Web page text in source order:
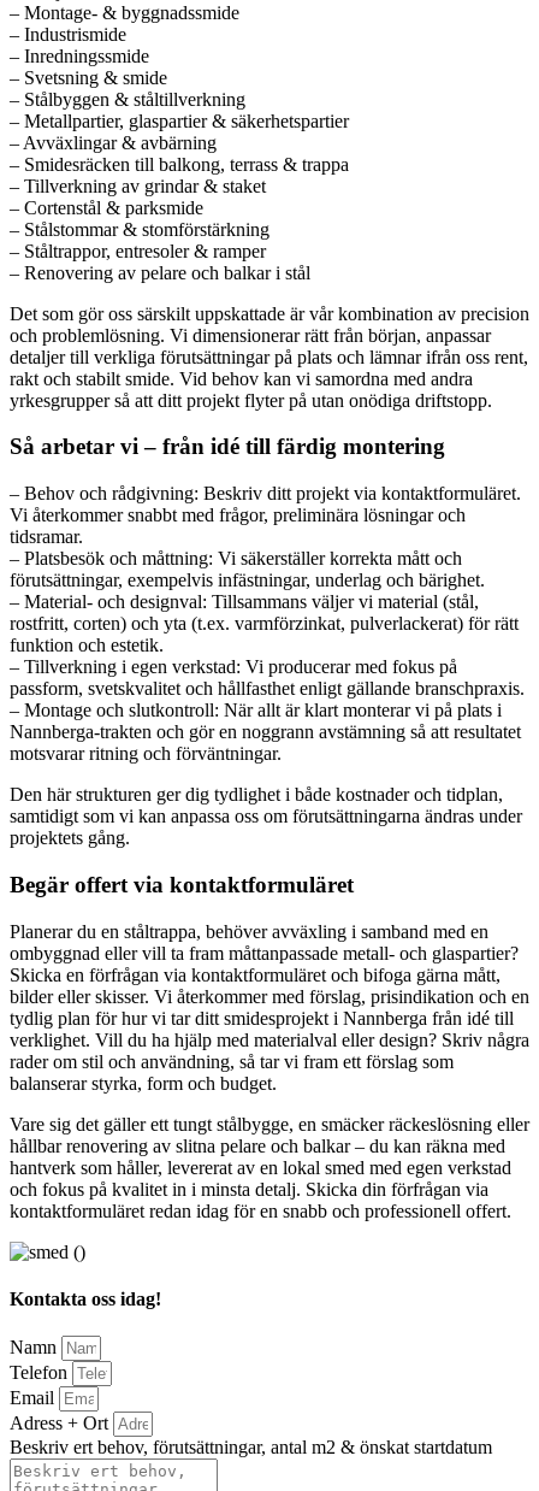
– Montage- & byggnadssmide
– Industrismide
– Inredningssmide
– Svetsning & smide
– Stålbyggen & ståltillverkning
– Metallpartier, glaspartier & säkerhetspartier
– Avväxlingar & avbärning
– Smidesräcken till balkong, terrass & trappa
– Tillverkning av grindar & staket
– Cortenstål & parksmide
– Stålstommar & stomförstärkning
– Ståltrappor, entresoler & ramper
– Renovering av pelare och balkar i stål
Det som gör oss särskilt uppskattade är vår kombination av precision
och problemlösning. Vi dimensionerar rätt från början, anpassar
detaljer till verkliga förutsättningar på plats och lämnar ifrån oss rent,
rakt och stabilt smide. Vid behov kan vi samordna med andra
yrkesgrupper så att ditt projekt flyter på utan onödiga driftstopp.
Så arbetar vi – från idé till färdig montering
– Behov och rådgivning: Beskriv ditt projekt via kontaktformuläret.
Vi återkommer snabbt med frågor, preliminära lösningar och
tidsramar.
– Platsbesök och måttning: Vi säkerställer korrekta mått och
förutsättningar, exempelvis infästningar, underlag och bärighet.
– Material- och designval: Tillsammans väljer vi material (stål,
rostfritt, corten) och yta (t.ex. varmförzinkat, pulverlackerat) för rätt
funktion och estetik.
– Tillverkning i egen verkstad: Vi producerar med fokus på
passform, svetskvalitet och hållfasthet enligt gällande branschpraxis.
– Montage och slutkontroll: När allt är klart monterar vi på plats i
Nannberga-trakten och gör en noggrann avstämning så att resultatet
motsvarar ritning och förväntningar.
Den här strukturen ger dig tydlighet i både kostnader och tidplan,
samtidigt som vi kan anpassa oss om förutsättningarna ändras under
projektets gång.
Begär offert via kontaktformuläret
Planerar du en ståltrappa, behöver avväxling i samband med en
ombyggnad eller vill ta fram måttanpassade metall- och glaspartier?
Skicka en förfrågan via kontaktformuläret och bifoga gärna mått,
bilder eller skisser. Vi återkommer med förslag, prisindikation och en
tydlig plan för hur vi tar ditt smidesprojekt i Nannberga från idé till
verklighet. Vill du ha hjälp med materialval eller design? Skriv några
rader om stil och användning, så tar vi fram ett förslag som
balanserar styrka, form och budget.
Vare sig det gäller ett tungt stålbygge, en smäcker räckeslösning eller
hållbar renovering av slitna pelare och balkar – du kan räkna med
hantverk som håller, levererat av en lokal smed med egen verkstad
och fokus på kvalitet in i minsta detalj. Skicka din förfrågan via
kontaktformuläret redan idag för en snabb och professionell offert.
Kontakta oss idag!
Namn
Telefon
Email
Adress + Ort
Beskriv ert behov, förutsättningar, antal m2 & önskat startdatum